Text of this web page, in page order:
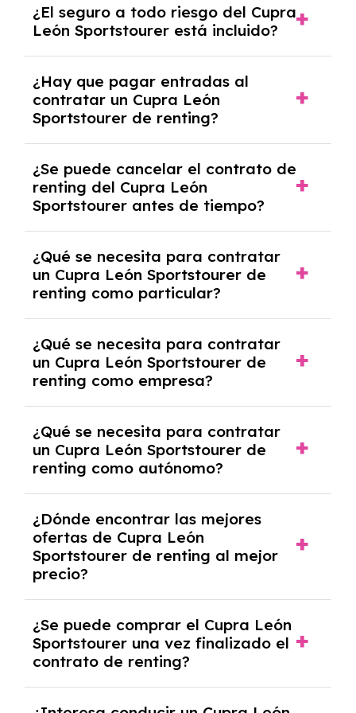
coche, renovarlo por uno nuevo o, en algunos
casos, comprarlo a un precio previamente
acordado.
¿El seguro a todo riesgo del Cupra
León Sportstourer está incluido?
León Sportstourer con el seguro a todo
riesgo sin franquicia incluido dentro de las
cuotas mensuales.
¿Hay que pagar entradas al
contratar un Cupra León
Sportstourer de renting?
tendrás que pagar ningún tipo de entrada
salvo en casos que lo exija el proveedor
debido al resultado del estudio de viabilidad
económica.
¿Se puede cancelar el contrato de
renting del Cupra León
Sportstourer antes de tiempo?
pero puede haber penalizaciones por
cancelación anticipada. Es importante revisar
las condiciones del contrato y hablar con un
experto que te asesore.
¿Qué se necesita para contratar
un Cupra León Sportstourer de
renting como particular?
y, en algunos casos, una consulta de solvencia
crediticia y un pago inicial.
¿Qué se necesita para contratar
un Cupra León Sportstourer de
renting como empresa?
documentación financiera y, en algunos
casos, un informe de solvencia de la empresa
y un pago inicial.
¿Qué se necesita para contratar
un Cupra León Sportstourer de
renting como autónomo?
autónomos, justificante de ingresos y, en
algunos casos, un informe fiscal y un pago
inicial.
¿Dónde encontrar las mejores
ofertas de Cupra León
Sportstourer de renting al mejor
precio?
mejores ofertas de vehículos de renting con
todos los gastos incluidos y sin pagar
entradas.
¿Se puede comprar el Cupra León
Sportstourer una vez finalizado el
contrato de renting?